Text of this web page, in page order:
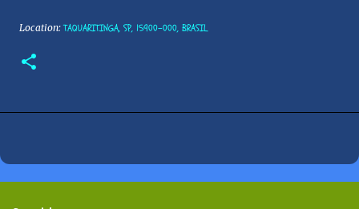
Location:TAQUARITINGA, SP, 15900-000, BRASIL